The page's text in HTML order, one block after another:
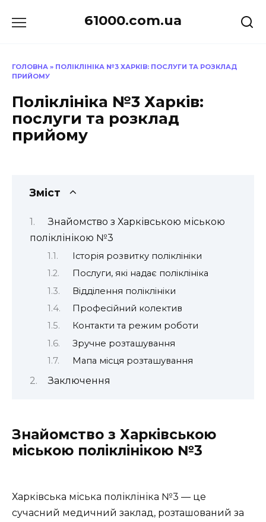
до
61000.com.ua
ГОЛОВНА » ПОЛІКЛІНІКА №3 ХАРКІВ: ПОСЛУГИ ТА РОЗКЛАД
ПРИЙОМУ
Поліклініка №3 Харків:
послуги та розклад
прийому
Зміст
Знайомство з Харківською міською
поліклінікою №3
Історія розвитку поліклініки
Послуги, які надає поліклініка
Відділення поліклініки
Професійний колектив
Контакти та режим роботи
Зручне розташування
Мапа місця розташування
Заключення
Знайомство з Харківською
міською поліклінікою №3
Харківська міська поліклініка №3 — це
сучасний медичний заклад, розташований за